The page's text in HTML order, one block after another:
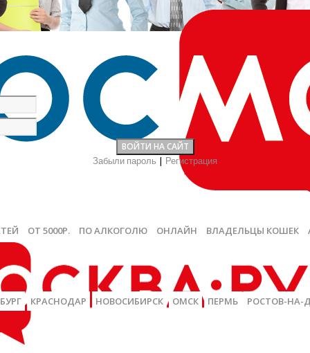
Забыли пароль Регистрация
ОТ 5000Р. ПО АЛКОГОЛЮ ОНЛАЙН ВЛАДЕЛЬЦЫ КОШЕК
КРАСНОДАР НОВОСИБИРСК ОМСК ПЕРМЬ РОСТОВ-НА-